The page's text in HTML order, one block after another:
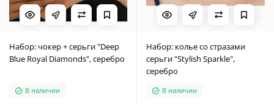
Набор: чокер + серьги "Deep
Blue Royal Diamonds", серебро
В наличии
Набор: колье со стразами
серьги "Stylish Sparkle",
серебро
В наличии